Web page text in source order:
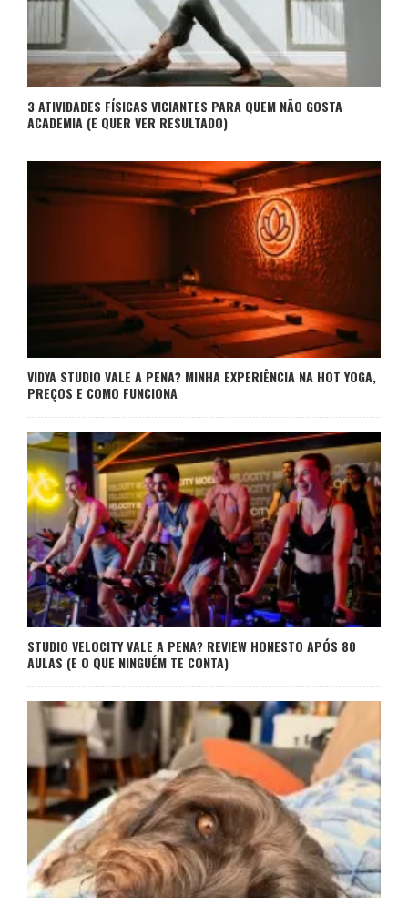
3 ATIVIDADES FÍSICAS VICIANTES PARA QUEM NÃO GOSTA
ACADEMIA (E QUER VER RESULTADO)
VIDYA STUDIO VALE A PENA? MINHA EXPERIÊNCIA NA HOT YOGA,
PREÇOS E COMO FUNCIONA
STUDIO VELOCITY VALE A PENA? REVIEW HONESTO APÓS 80
AULAS (E O QUE NINGUÉM TE CONTA)